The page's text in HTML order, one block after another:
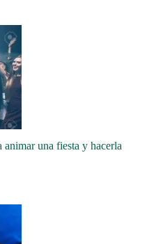
animar una fiesta y hacerla